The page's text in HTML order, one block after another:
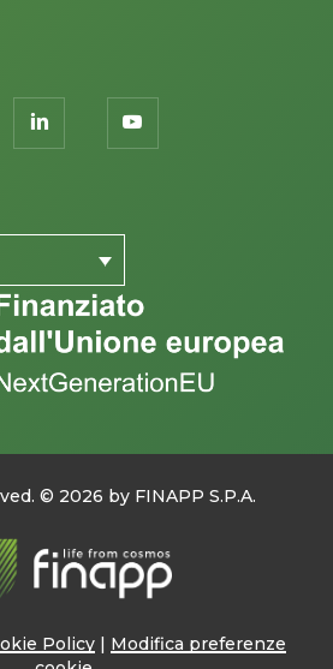
linkedin youtube
© 2026 by FINAPP S.P.A.
Policy | Modifica preferenze